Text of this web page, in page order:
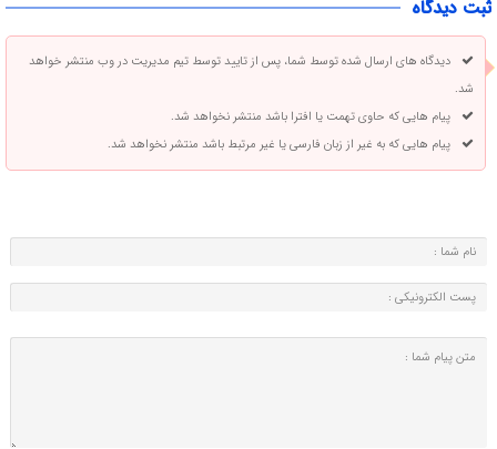
ثبت دیدگاه
دیدگاه های ارسال شده توسط شما، پس از تایید توسط تیم مدیریت در وب منتشر خواهد
شد.
پیام هایی که حاوی تهمت یا افترا باشد منتشر نخواهد شد.
پیام هایی که به غیر از زبان فارسی یا غیر مرتبط باشد منتشر نخواهد شد.